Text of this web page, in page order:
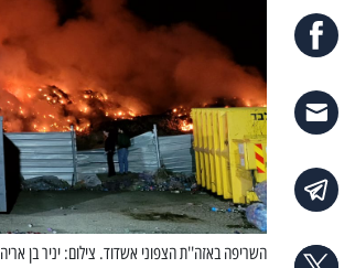
השריפה באזה''ת הצפוני אשדוד. צילום: יניר בן אריה